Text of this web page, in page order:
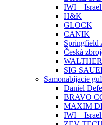
IWI –
H&K
GLOCK
CANIK
Česká
WALTHER
SIG
Samonabíjacie
Daniel
BRAVO
MAXIM
IWI –